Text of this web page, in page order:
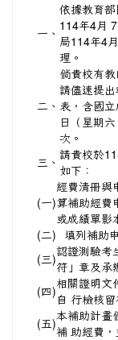
一、
依據教育部
114年4月
局114年4
理。
二、
倘貴校有
請儘速提
表，含國
日（星期
次。
三、 請貴校於
如下：
(一)
經費清冊與
算補助經費
或成績單影
(二) 填列補助
(三)認證測驗考
符」章及承
(四)相關證明文
自 行檢核
(五)本補助計畫
補 助經費，